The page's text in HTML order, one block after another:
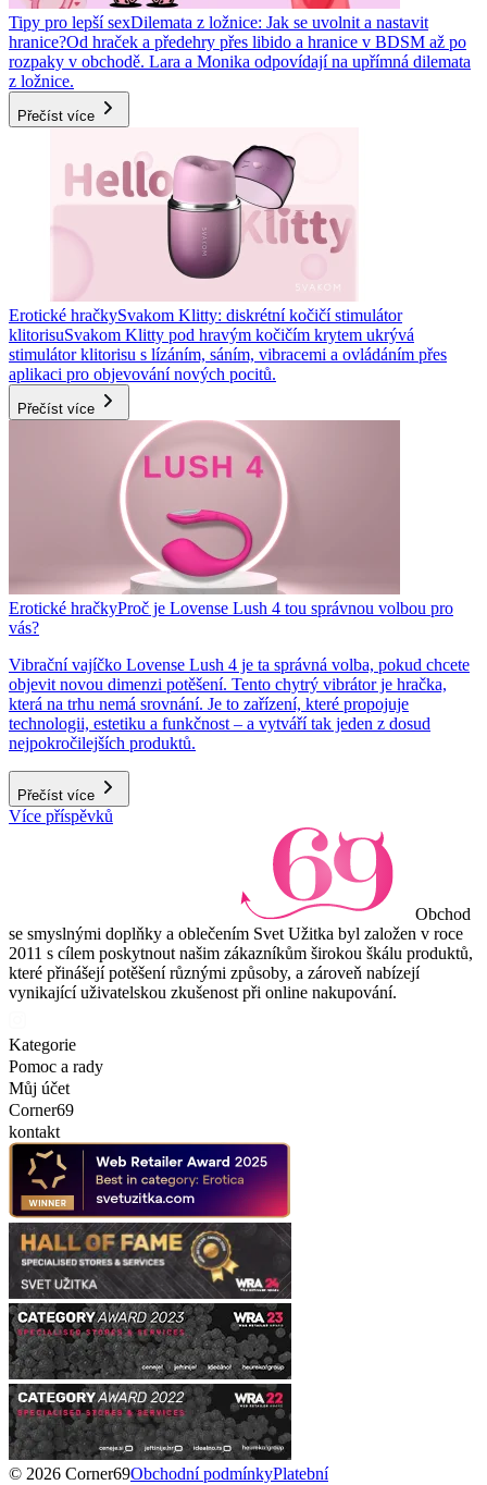
Tipy pro lepší sexDilemata z ložnice: Jak se uvolnit a nastavit
hranice?Od hraček a předehry přes libido a hranice v BDSM až po
rozpaky v obchodě. Lara a Monika odpovídají na upřímná dilemata
z ložnice.
Přečíst více
Erotické hračkySvakom Klitty: diskrétní kočičí stimulátor
klitorisuSvakom Klitty pod hravým kočičím krytem ukrývá
stimulátor klitorisu s lízáním, sáním, vibracemi a ovládáním přes
aplikaci pro objevování nových pocitů.
Přečíst více
Erotické hračkyProč je Lovense Lush 4 tou správnou volbou pro
vás?
Vibrační vajíčko Lovense Lush 4 je ta správná volba, pokud chcete
objevit novou dimenzi potěšení. Tento chytrý vibrátor je hračka,
která na trhu nemá srovnání. Je to zařízení, které propojuje
technologii, estetiku a funkčnost – a vytváří tak jeden z dosud
nejpokročilejších produktů.
Přečíst více
Více příspěvků
Obchod
se smyslnými doplňky a oblečením Svet Užitka byl založen v roce
2011 s cílem poskytnout našim zákazníkům širokou škálu produktů,
které přinášejí potěšení různými způsoby, a zároveň nabízejí
vynikající uživatelskou zkušenost při online nakupování.
Kategorie
Pomoc a rady
Můj účet
Corner69
kontakt
© 2026 Corner69Obchodní podmínkyPlatební